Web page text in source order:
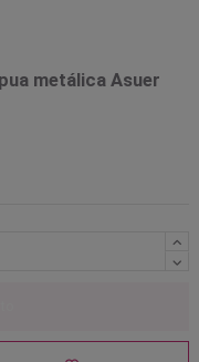
metálica Asuer